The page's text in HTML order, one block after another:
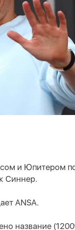
и Юпитером
Синнер.
ANSA.
название